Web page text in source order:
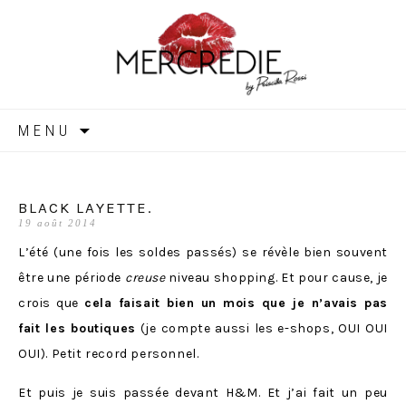
MERCREDIE
MENU
BLACK LAYETTE.
19 août 2014
L’été (une fois les soldes passés) se révèle bien souvent
être une période creuseniveau shopping. Et pour cause, je
crois que cela faisait bien un mois que je n’avais pas
fait les boutiques (je compte aussi les e-shops, OUI OUI
OUI). Petit record personnel.
Et puis je suis passée devant H&M. Et j’ai fait un peu